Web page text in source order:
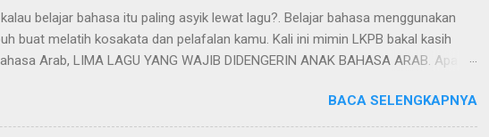
belajar bahasa itu paling asyik lewat lagu?. Belajar bahasa menggunakan
buat melatih kosakata dan pelafalan kamu. Kali ini mimin LKPB bakal kasih
Arab, LIMA LAGU YANG WAJIB DIDENGERIN ANAK BAHASA ARAB. Apa
(2014) Label: Awakening Records Bahasa: Arab Mesir Lagu ini merupakan
Timur Tengah yaitu Mesut Kurtis dan Maher Zain. Lagu ini berisi
BACA SELENGKAPNYA